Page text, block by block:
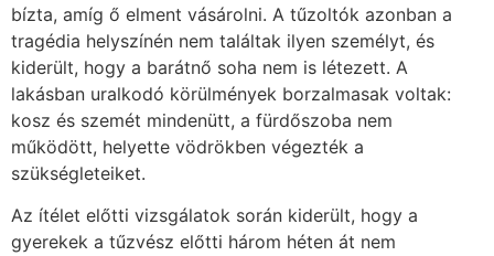
bízta, amíg ő elment vásárolni. A tűzoltók azonban a
tragédia helyszínén nem találtak ilyen személyt, és
kiderült, hogy a barátnő soha nem is létezett. A
lakásban uralkodó körülmények borzalmasak voltak:
kosz és szemét mindenütt, a fürdőszoba nem
működött, helyette vödrökben végezték a
szükségleteiket.
Az ítélet előtti vizsgálatok során kiderült, hogy a
gyerekek a tűzvész előtti három héten át nem